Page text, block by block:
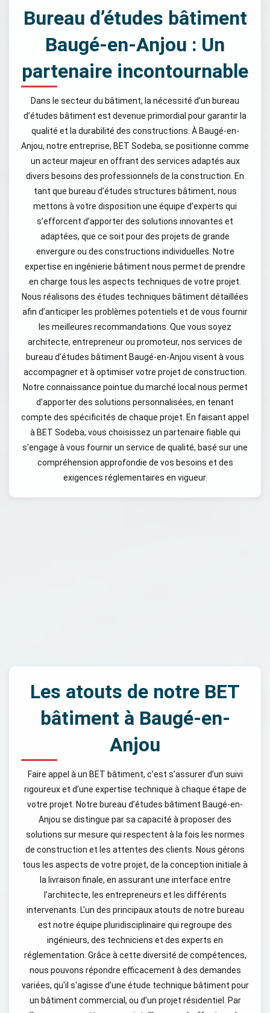
Bureau d’études bâtiment
Baugé-en-Anjou : Un
partenaire incontournable
Dans le secteur du bâtiment, la nécessité d’un bureau
d’études bâtiment est devenue primordial pour garantir la
qualité et la durabilité des constructions. À Baugé-en-
Anjou, notre entreprise, BET Sodeba, se positionne comme
un acteur majeur en offrant des services adaptés aux
divers besoins des professionnels de la construction. En
tant que bureau d’études structures bâtiment, nous
mettons à votre disposition une équipe d’experts qui
s’efforcent d’apporter des solutions innovantes et
adaptées, que ce soit pour des projets de grande
envergure ou des constructions individuelles. Notre
expertise en ingénierie bâtiment nous permet de prendre
en charge tous les aspects techniques de votre projet.
Nous réalisons des études techniques bâtiment détaillées
afin d’anticiper les problèmes potentiels et de vous fournir
les meilleures recommandations. Que vous soyez
architecte, entrepreneur ou promoteur, nos services de
bureau d’études bâtiment Baugé-en-Anjou visent à vous
accompagner et à optimiser votre projet de construction.
Notre connaissance pointue du marché local nous permet
d’apporter des solutions personnalisées, en tenant
compte des spécificités de chaque projet. En faisant appel
à BET Sodeba, vous choisissez un partenaire fiable qui
s'engage à vous fournir un service de qualité, basé sur une
compréhension approfondie de vos besoins et des
exigences réglementaires en vigueur.
Les atouts de notre BET
bâtiment à Baugé-en-
Anjou
Faire appel à un BET bâtiment, c’est s’assurer d’un suivi
rigoureux et d’une expertise technique à chaque étape de
votre projet. Notre bureau d’études bâtiment Baugé-en-
Anjou se distingue par sa capacité à proposer des
solutions sur mesure qui respectent à la fois les normes
de construction et les attentes des clients. Nous gérons
tous les aspects de votre projet, de la conception initiale à
la livraison finale, en assurant une interface entre
l’architecte, les entrepreneurs et les différents
intervenants. L’un des principaux atouts de notre bureau
est notre équipe pluridisciplinaire qui regroupe des
ingénieurs, des techniciens et des experts en
réglementation. Grâce à cette diversité de compétences,
nous pouvons répondre efficacement à des demandes
variées, qu'il s'agisse d’une étude technique bâtiment pour
un bâtiment commercial, ou d’un projet résidentiel. Par